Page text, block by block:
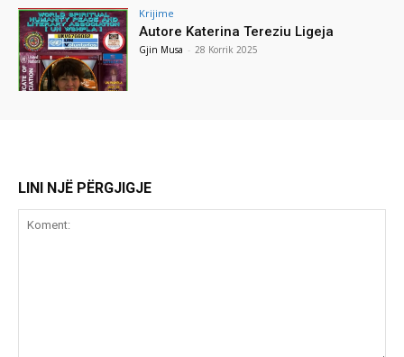
Krijime
Autore Katerina Tereziu Ligeja
Gjin Musa - 28 Korrik 2025
LINI NJË PËRGJIGJE